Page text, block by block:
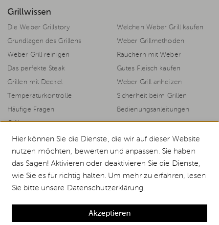
Grillwissen
Die Weber Grillstory
Welchen Weber Grill kaufen
Grundlagen des Grillens
Weber Grillmethoden
Weber Grill reinigen
Räuchern mit Weber
Das perfekte Steak
Gutes Fleisch kaufen
Grillen mit Deckel
Weber Grill anheizen
Temperaturkontrolle
Sicherheit beim Grillen
Häufige Fragen
Bedienungsanleitungen
Grillrezepte
© 2026 Weststyle GmbH · Europas grosser Weber Spezialist
Alle Preise inkl. MwSt., inkl. Verpackungskosten und zzgl.
Durchgestrichene Preise entsprechen dem bisherigen Preis bei Weststyle.
blomus Hocker Modul GROW günstig kaufen
Hier können Sie die Dienste, die wir auf dieser Website
nutzen möchten, bewerten und anpassen. Sie haben
das Sagen! Aktivieren oder deaktivieren Sie die Dienste,
wie Sie es für richtig halten. Um mehr zu erfahren, lesen
Sie bitte unsere Datenschutzerklärung.
Akzeptieren